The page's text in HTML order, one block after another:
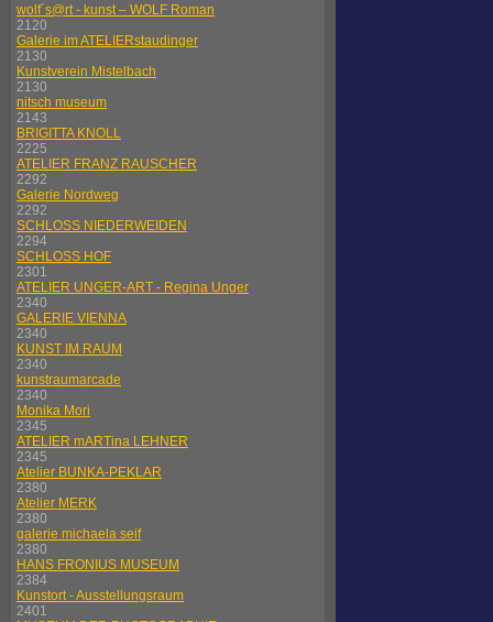
wolf´s@rt - kunst – WOLF Roman
2120
Galerie im ATELIERstaudinger
2130
Kunstverein Mistelbach
2130
nitsch museum
2143
BRIGITTA KNOLL
2225
ATELIER FRANZ RAUSCHER
2292
Galerie Nordweg
2292
SCHLOSS NIEDERWEIDEN
2294
SCHLOSS HOF
2301
ATELIER UNGER-ART - Regina Unger
2340
GALERIE VIENNA
2340
KUNST IM RAUM
2340
kunstraumarcade
2340
Monika Mori
2345
ATELIER mARTina LEHNER
2345
Atelier BUNKA-PEKLAR
2380
Atelier MERK
2380
galerie michaela seif
2380
HANS FRONIUS MUSEUM
2384
Kunstort - Ausstellungsraum
2401